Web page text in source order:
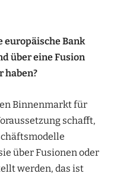
europäischeBank
über eine Fusion
haben?
Binnenmarkt für
schafft,
über Fusionen oder
werden, das ist